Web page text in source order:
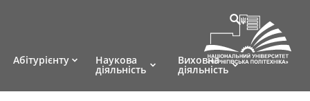
Абітурієнту Наукова
діяльність
Виховна
діяльність